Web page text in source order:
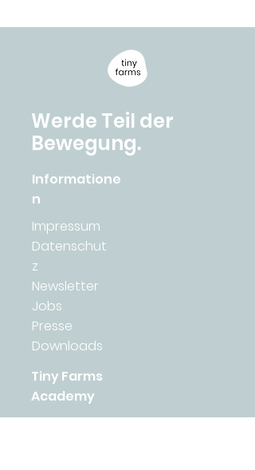
Werde Teil der
Bewegung.
Informatione
n
Impressum
Datenschut
z
Newsletter
Jobs
Presse
Downloads
Tiny Farms
Academy
Academy 2026